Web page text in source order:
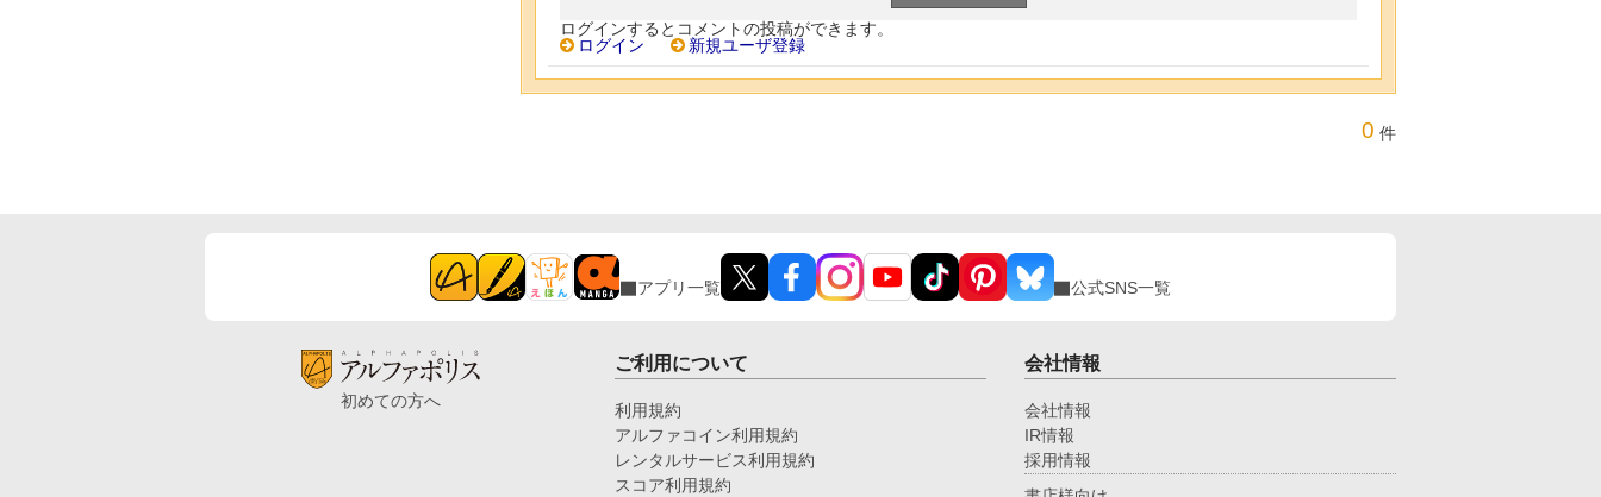
ログインするとコメントの投稿ができます。
ログイン
新規ユーザ登録
0 件
アプリ一覧 公式SNS一覧
初めての方へ
ご利用について
利用規約
アルファコイン利用規約
レンタルサービス利用規約
スコア利用規約
会社情報
会社情報
IR情報
採用情報